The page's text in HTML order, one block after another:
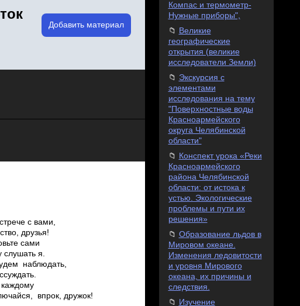
Добавить материал
с вами,
друзья!
сами
слушать я.
наблюдать,
впрок, дружок!
Компас и термометр-
Нужные приборы",
Великие
географические
открытия (великие
исследователи Земли)
Экскурсия с
элементами
исследования на тему
"Поверхностные воды
Красноармейского
округа Челябинской
области"
Конспект урока «Реки
Красноармейского
района Челябинской
области: от истока к
устью. Экологические
проблемы и пути их
решения»
Образование льдов в
Мировом океане.
Изменения ледовитости
и уровня Мирового
океана, их причины и
следствия.
Изучение